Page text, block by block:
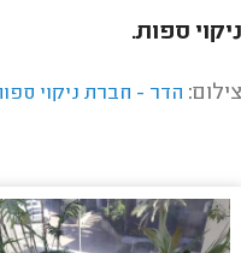
ניקוי ספות.
צילום: הדר - חברת ניקוי